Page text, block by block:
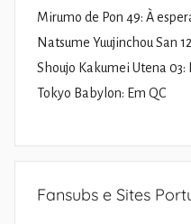
Mirumo de Pon 49: À
Natsume Yuujinchou San
Shoujo Kakumei Utena 03:
Tokyo Babylon: Em QC
Fansubs e Sites